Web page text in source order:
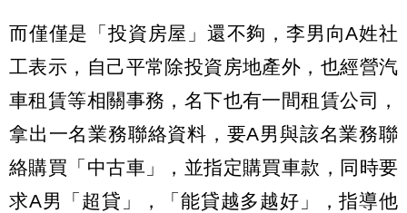
而僅僅是「投資房屋」還不夠，李男向A姓社
工表示，自己平常除投資房地產外，也經營汽
車租賃等相關事務，名下也有一間租賃公司，
拿出一名業務聯絡資料，要A男與該名業務聯
絡購買「中古車」，並指定購買車款，同時要
求A男「超貸」，「能貸越多越好」，指導他